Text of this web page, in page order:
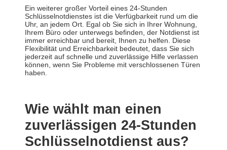
Ein weiterer großer Vorteil eines 24-Stunden
Schlüsselnotdienstes ist die Verfügbarkeit rund um die
Uhr, an jedem Ort. Egal ob Sie sich in Ihrer Wohnung,
Ihrem Büro oder unterwegs befinden, der Notdienst ist
immer erreichbar und bereit, Ihnen zu helfen. Diese
Flexibilität und Erreichbarkeit bedeutet, dass Sie sich
jederzeit auf schnelle und zuverlässige Hilfe verlassen
können, wenn Sie Probleme mit verschlossenen Türen
haben.
Wie wählt man einen
zuverlässigen 24-Stunden
Schlüsselnotdienst aus?